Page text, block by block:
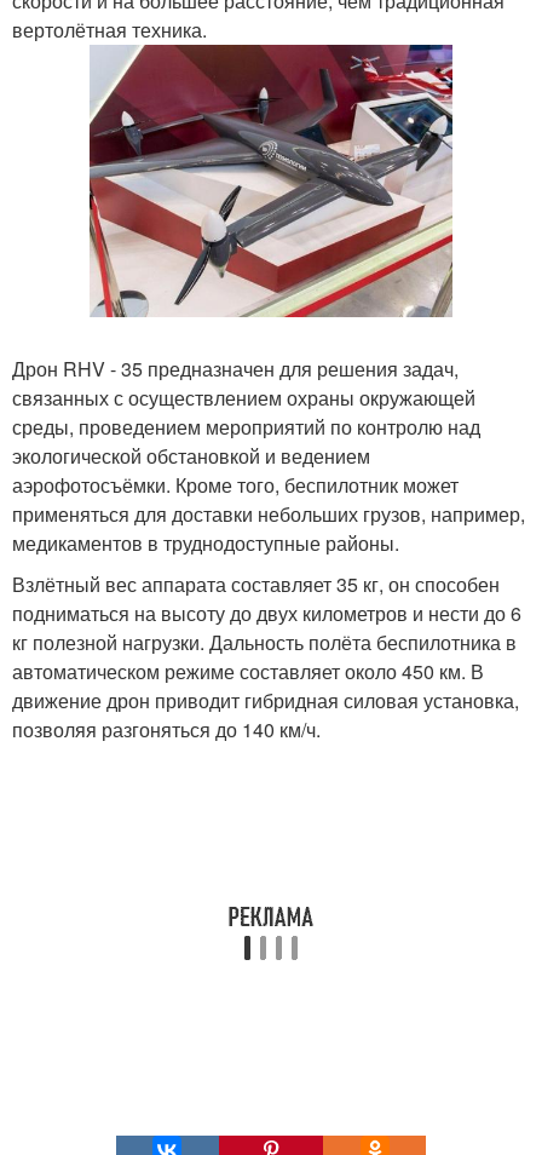
вертолётная техника.
Дрон RHV - 35 предназначен для решения задач,
связанных с осуществлением охраны окружающей
среды, проведением мероприятий по контролю над
экологической обстановкой и ведением
аэрофотосъёмки. Кроме того, беспилотник может
применяться для доставки небольших грузов, например,
медикаментов в труднодоступные районы.
Взлётный вес аппарата составляет 35 кг, он способен
подниматься на высоту до двух километров и нести до 6
кг полезной нагрузки. Дальность полёта беспилотника в
автоматическом режиме составляет около 450 км. В
движение дрон приводит гибридная силовая установка,
позволяя разгоняться до 140 км/ч.